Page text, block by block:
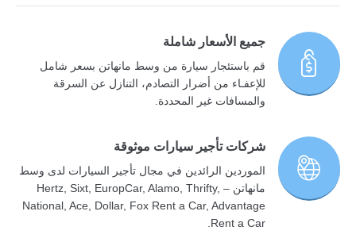
جميع الأسعار شاملة
قم باستئجار سيارة من وسط مانهاتن بسعر شامل
للإعفـاء من أضرار التصادم، التنازل عن السرقة
والمسافات غير المحددة.
شركات تأجير سيارات موثوقة
الموردين الرائدين في مجال تأجير السيارات لدى وسط
مانهاتن – Hertz, Sixt, EuropCar, Alamo, Thrifty,
National, Ace, Dollar, Fox Rent a Car, Advantage
Rent a Car.